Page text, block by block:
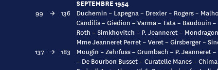
SEPTEMBRE 1954
99 → 136
Duchemin – Lapegna – Drexler – Rogers –
Candilis – Giedion – Varma – Tata – Baudouin
Roth – Simkhovitch – P. Jeanneret –
Mme Jeanneret Perret – Veret – Girsberger –
137
→ 183
Mougin – Zehrfuss – Grumbach – P. Jeanneret
– De Bourbon Busset – Curatelle Manes –